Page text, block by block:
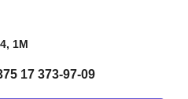
1М
17 373-97-09